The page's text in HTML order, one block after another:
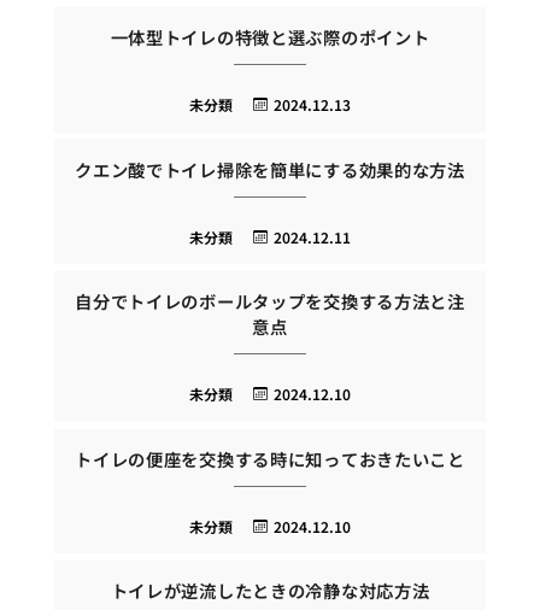
一体型トイレの特徴と選ぶ際のポイント
2024.12.13
未分類
クエン酸でトイレ掃除を簡単にする効果的な方法
2024.12.11
未分類
自分でトイレのボールタップを交換する方法と注
意点
2024.12.10
未分類
トイレの便座を交換する時に知っておきたいこと
2024.12.10
未分類
トイレが逆流したときの冷静な対応方法